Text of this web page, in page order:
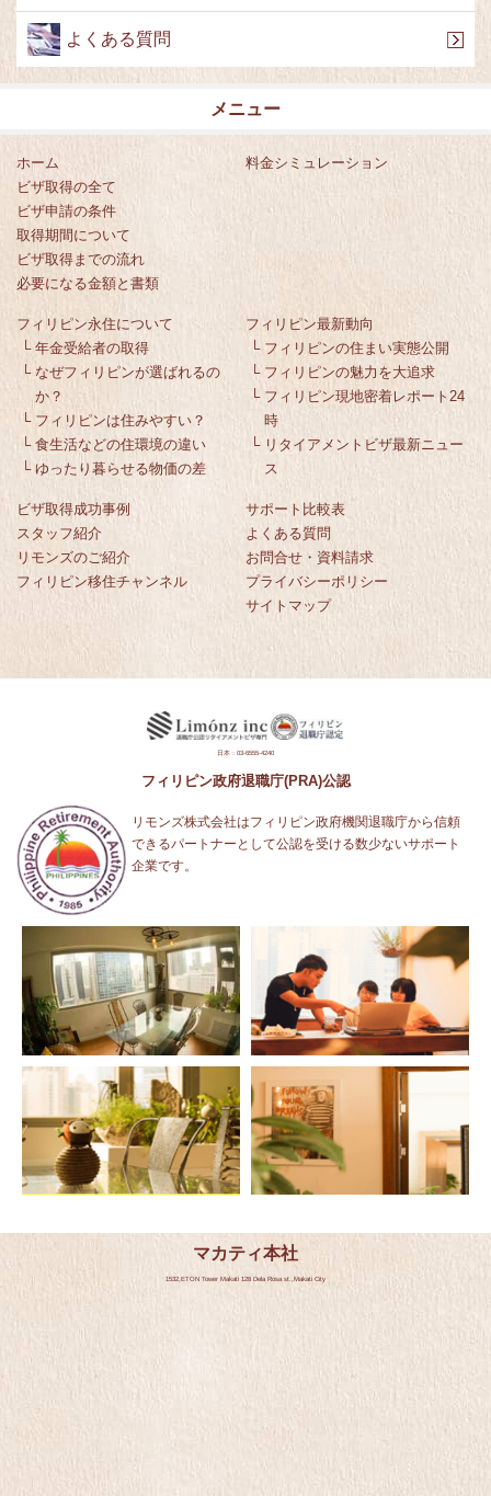
よくある質問
メニュー
ホーム
ビザ取得の全て
ビザ申請の条件
取得期間について
ビザ取得までの流れ
必要になる金額と書類
料金シミュレーション
フィリピン永住について
└ 年金受給者の取得
└ なぜフィリピンが選ばれるの
か？
└ フィリピンは住みやすい？
└ 食生活などの住環境の違い
└ ゆったり暮らせる物価の差
フィリピン最新動向
└ フィリピンの住まい実態公開
└ フィリピンの魅力を大追求
└ フィリピン現地密着レポート24
時
└ リタイアメントビザ最新ニュー
ス
ビザ取得成功事例
スタッフ紹介
リモンズのご紹介
フィリピン移住チャンネル
サポート比較表
よくある質問
お問合せ・資料請求
プライバシーポリシー
サイトマップ
日本：03-6555-4240
フィリピン政府退職庁(PRA)公認
リモンズ株式会社はフィリピン政府機関退職庁から信頼
できるパートナーとして公認を受ける数少ないサポート
企業です。
マカティ本社
1532,ETON Tower Makati 128 Dela Rosa st.,Makati City